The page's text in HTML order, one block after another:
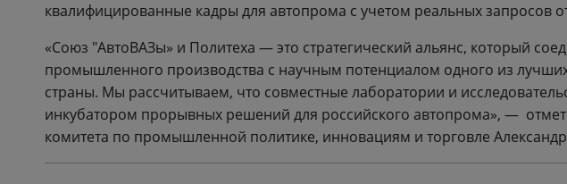
квалифицированные кадры для автопрома с учетом реальных запросов
«Союз "АвтоВАЗы» и Политеха — это стратегический альянс, который
промышленного производства с научным потенциалом одного из лучших
страны. Мы рассчитываем, что совместные лаборатории и
инкубатором прорывных решений для российского автопрома», —
комитета по промышленной политике, инновациям и торговле